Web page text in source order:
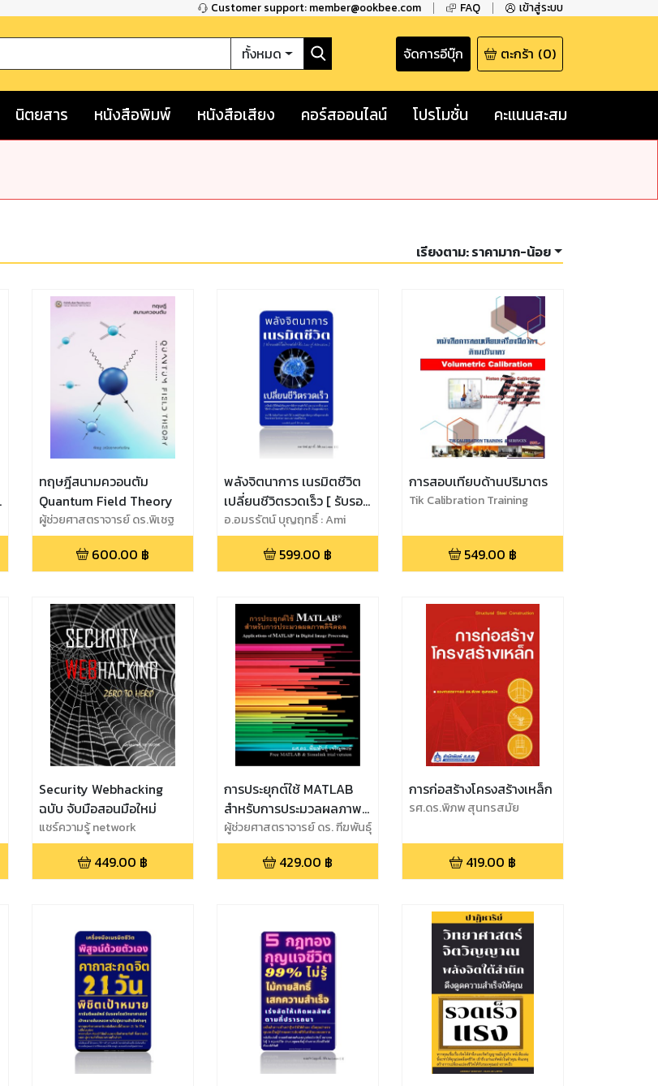
Customer support: member@ookbee.com FAQ เข้าสู่ระบบ
ทั้งหมด จัดการอีบุ๊ก ตะกร้า (0)
นิตยสาร หนังสือพิมพ์ หนังสือเสียง คอร์สออนไลน์ โปรโมชั่น คะแนนสะสม
เรียงตาม:ราคามาก-น้อย
ทฤษฎีสนามควอนตัม
Quantum Field Theory
ผู้ช่วยศาสตราจารย์ ดร.พิเชฐ
วณิชชาพงศ์เจริญ
600.00 ฿
พลังจิตนาการ เนรมิตชีวิต
เปลี่ยนชีวิตรวดเร็ว [ รับรอง
ผลลัพธ์ โดยวิทยาศาสตร์
ด้วย Law of Attraction ]
อ.อมรรัตน์ บุญฤทธิ์ : Ami
Lawyer
599.00 ฿
การสอบเทียบด้านปริมาตร
Tik Calibration Training
549.00 ฿
Security Webhacking
ฉบับ จับมือสอนมือใหม่
แชร์ความรู้ network
449.00 ฿
การประยุกต์ใช้ MATLAB
สำหรับการประมวลผลภาพ
ดิจิตอล
ผู้ช่วยศาสตราจารย์ ดร. ฑีฆพันธุ์
เจริญพงษ์
429.00 ฿
การก่อสร้างโครงสร้างเหล็ก
รศ.ดร.พิภพ สุนทรสมัย
419.00 ฿